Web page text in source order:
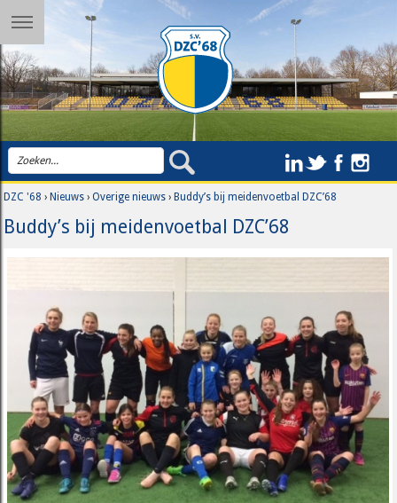
DZC '68 ›Nieuws ›Overige nieuws ›Buddy’s bij meidenvoetbal DZC’68
Buddy’s bij meidenvoetbal DZC’68